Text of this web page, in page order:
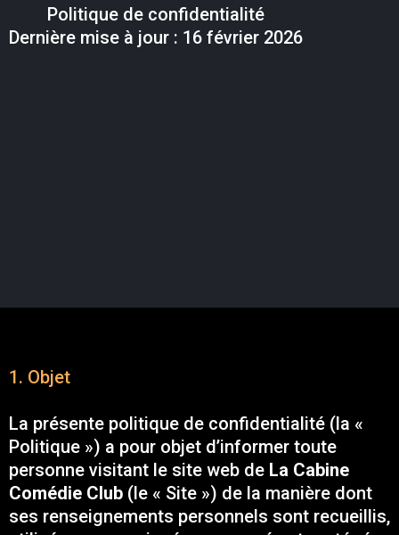
Politique de confidentialité
Dernière mise à jour : 16 février 2026
1. Objet
La présente politique de confidentialité (la «
Politique ») a pour objet d’informer toute
personne visitant le site web de La Cabine
Comédie Club (le « Site ») de la manière dont
ses renseignements personnels sont recueillis,